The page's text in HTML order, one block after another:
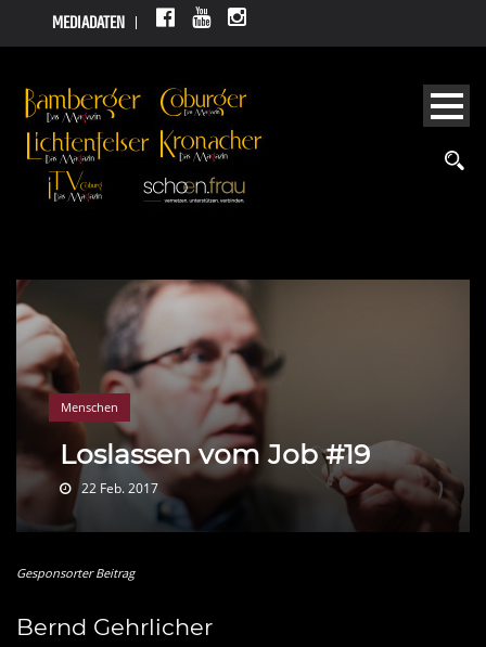
MEDIADATEN
Menschen
Loslassen vom Job #19
22 Feb. 2017
Gesponsorter Beitrag
Bernd Gehrlicher